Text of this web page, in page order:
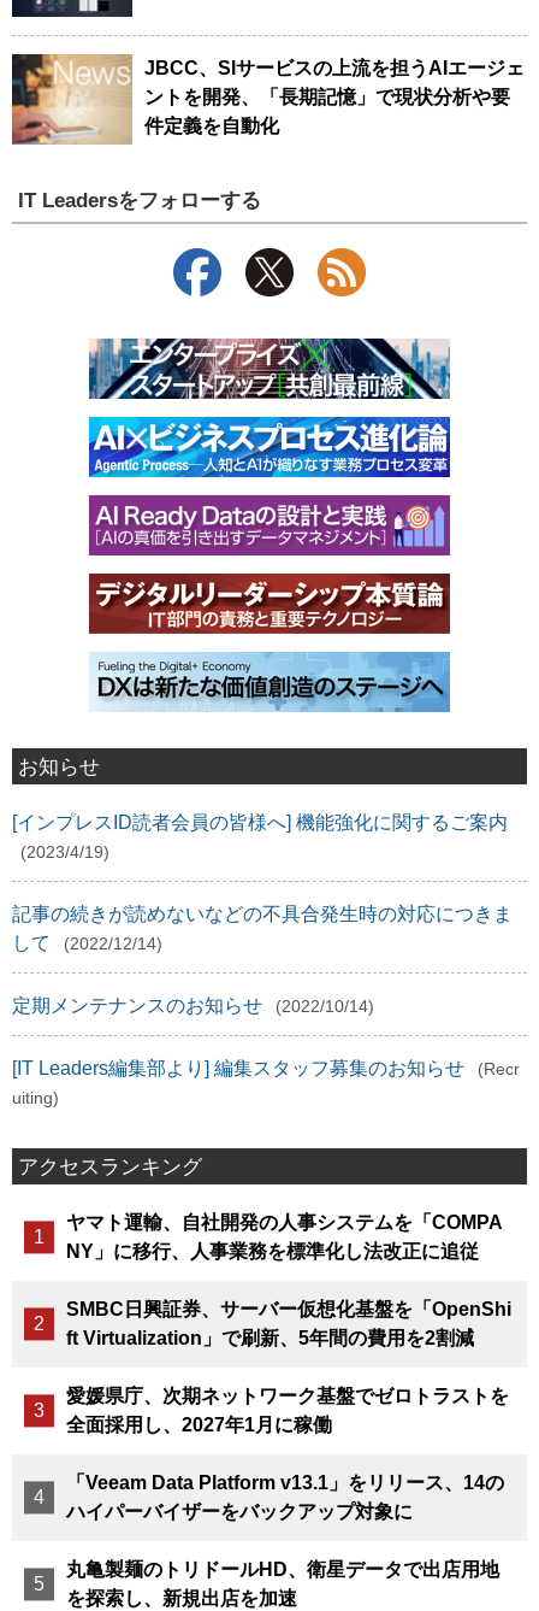
JBCC、SIサービスの上流を担うAIエージェ
ントを開発、「長期記憶」で現状分析や要
件定義を自動化
IT Leadersをフォローする
お知らせ
[インプレスID読者会員の皆様へ] 機能強化に関するご案内
(2023/4/19)
記事の続きが読めないなどの不具合発生時の対応につきま
して
(2022/12/14)
定期メンテナンスのお知らせ (2022/10/14)
[IT Leaders編集部より] 編集スタッフ募集のお知らせ
(Recr
uiting)
アクセスランキング
ヤマト運輸、自社開発の人事システムを「COMPA
NY」に移行、人事業務を標準化し法改正に追従
SMBC日興証券、サーバー仮想化基盤を「OpenShi
ft Virtualization」で刷新、5年間の費用を2割減
愛媛県庁、次期ネットワーク基盤でゼロトラストを
全面採用し、2027年1月に稼働
「Veeam Data Platform v13.1」をリリース、14の
ハイパーバイザーをバックアップ対象に
丸亀製麺のトリドールHD、衛星データで出店用地
を探索し、新規出店を加速